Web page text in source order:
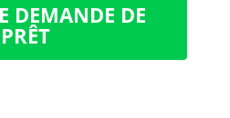
DEMANDE DE
PRÊT